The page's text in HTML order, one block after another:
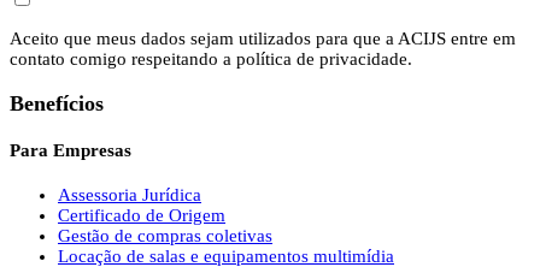
Aceito que meus dados sejam utilizados para que a ACIJS entre em
contato comigo respeitando a política de privacidade.
Benefícios
Para Empresas
Assessoria Jurídica
Certificado de Origem
Gestão de compras coletivas
Locação de salas e equipamentos multimídia